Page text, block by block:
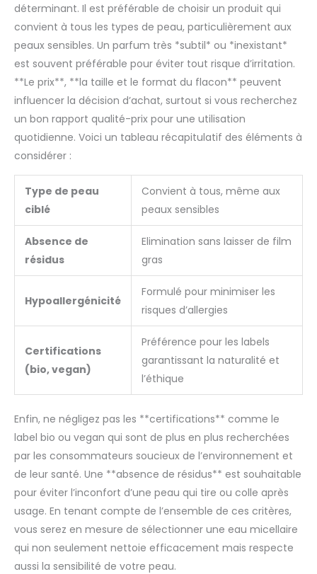
déterminant. Il est préférable de choisir un produit qui
convient à tous les types de peau, particulièrement aux
peaux sensibles. Un parfum très *subtil* ou *inexistant*
est souvent préférable pour éviter tout risque d’irritation.
**Le prix**, **la taille et le format du flacon** peuvent
influencer la décision d’achat, surtout si vous recherchez
un bon rapport qualité-prix pour une utilisation
quotidienne. Voici un tableau récapitulatif des éléments à
considérer :
Type de peau
ciblé
Convient à tous, même aux
peaux sensibles
Absence de
résidus
Elimination sans laisser de film
gras
Hypoallergénicité
Formulé pour minimiser les
risques d’allergies
Certifications
(bio, vegan)
Préférence pour les labels
garantissant la naturalité et
l’éthique
Enfin, ne négligez pas les **certifications** comme le
label bio ou vegan qui sont de plus en plus recherchées
par les consommateurs soucieux de l’environnement et
de leur santé. Une **absence de résidus** est souhaitable
pour éviter l’inconfort d’une peau qui tire ou colle après
usage. En tenant compte de l’ensemble de ces critères,
vous serez en mesure de sélectionner une eau micellaire
qui non seulement nettoie efficacement mais respecte
aussi la sensibilité de votre peau.